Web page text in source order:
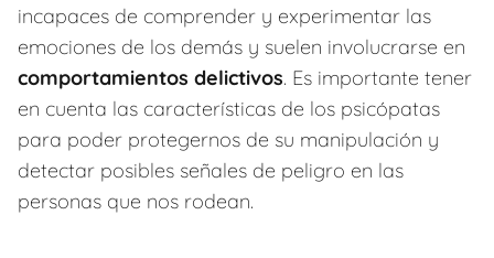
incapaces de comprender y experimentar las
emociones de los demás y suelen involucrarse en
comportamientos delictivos. Es importante tener
en cuenta las características de los psicópatas
para poder protegernos de su manipulación y
detectar posibles señales de peligro en las
personas que nos rodean.